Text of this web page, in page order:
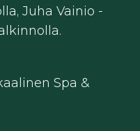
Juha Vainio -
Spa &